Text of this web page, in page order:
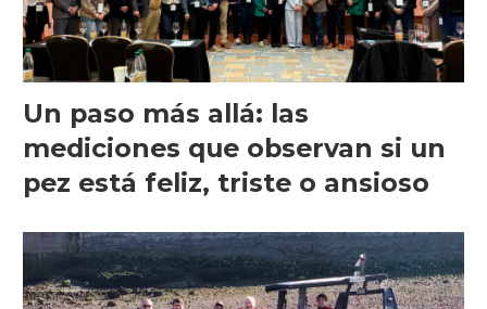
Un paso más allá: las
mediciones que observan si un
pez está feliz, triste o ansioso